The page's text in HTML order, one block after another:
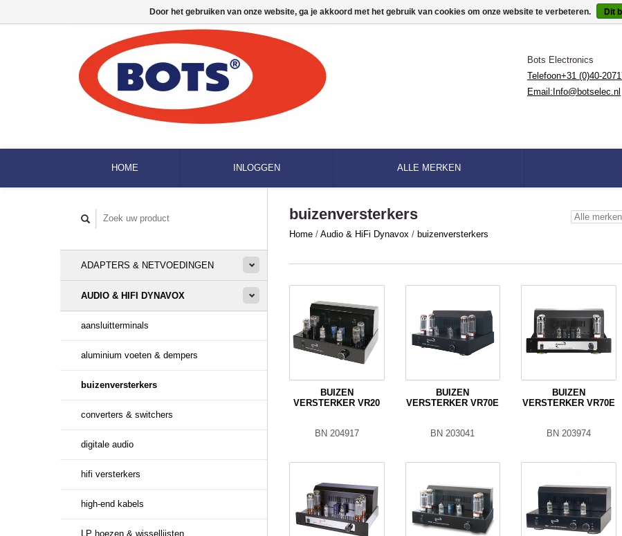
Bots Electronics
Telefoon+31 (0)40-
Email: Info@botselec.nl
HOME INLOGGEN ALLE MERKEN
ADAPTERS & NETVOEDINGEN
AUDIO & HIFI DYNAVOX
aansluitterminals
aluminium voeten & dempers
buizenversterkers
converters & switchers
digitale audio
hifi versterkers
high-end kabels
LP hoezen & wissellijsten
buizenversterkers
Home / Audio & HiFi Dynavox / buizenversterkers
BUIZEN
VERSTERKER VR20
BN 204917
BUIZEN
VERSTERKER VR70E
BN 203041
BUIZEN
VERSTERKER VR70E
BN 203974
Door het gebruiken van onze website, ga je akkoord met het gebruik van cookies om onze website te verbeteren. Dit